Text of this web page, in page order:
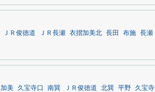
ＪＲ俊徳道 ＪＲ長瀬 衣摺加美北 長田 布施 長瀬
加美 久宝寺口 南巽 ＪＲ俊徳道 北巽 平野 久宝寺